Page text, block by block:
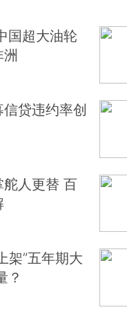
国超大油轮
贷违约率创
舵人更替 百
架”五年期大
？